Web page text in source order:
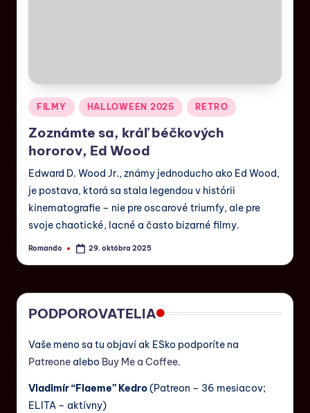
FILMY HALLOWEEN 2025 RETRO
Zoznámte sa, kráľ béčkových
hororov, Ed Wood
Edward D. Wood Jr., známy jednoducho ako Ed Wood,
je postava, ktorá sa stala legendou v histórii
kinematografie – nie pre oscarové triumfy, ale pre
svoje chaotické, lacné a často bizarné filmy.
Romando 29. októbra 2025
PODPOROVATELIA
Vaše meno sa tu objaví ak ESko podporíte na
Patreone alebo Buy Me a Coffee.
Vladimír “Flaeme” Kedro(Patreon – 36 mesiacov;
ELITA – aktívny)